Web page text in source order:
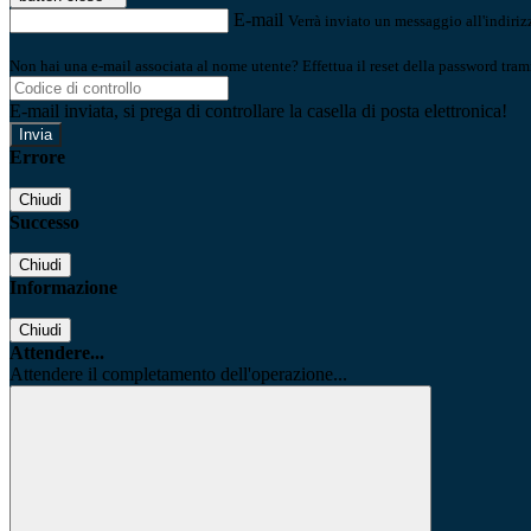
E-mail Verrà inviato un messaggio
Non hai una e-mail associata al nome utente? Effettua il reset della password
E-mail inviata, si prega di controllare la casella di posta elettronica!
Errore
Chiudi
Successo
Chiudi
Informazione
Chiudi
Attendere...
Attendere il completamento dell'operazione...